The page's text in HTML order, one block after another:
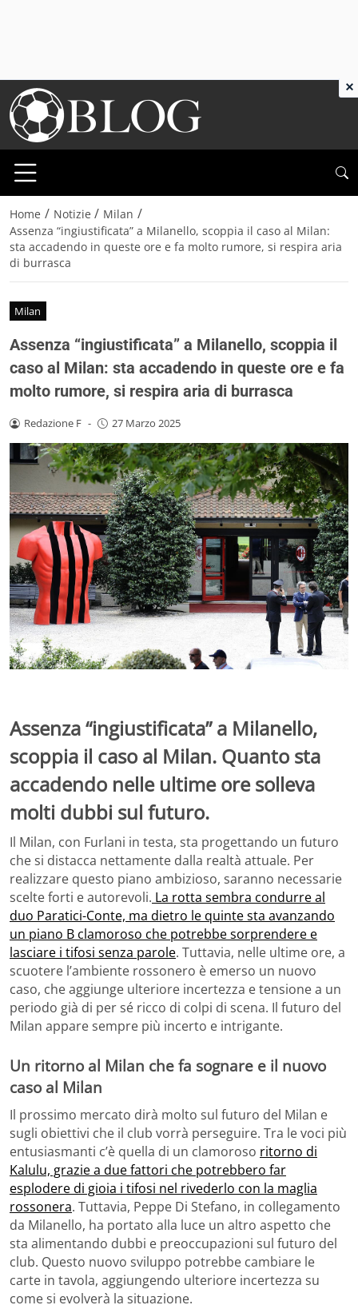
Home / Notizie / Milan /
Assenza “ingiustificata” a Milanello, scoppia il caso al Milan:
sta accadendo in queste ore e fa molto rumore, si respira aria
di burrasca
Milan
Assenza “ingiustificata” a Milanello, scoppia il
caso al Milan: sta accadendo in queste ore e fa
molto rumore, si respira aria di burrasca
Redazione F - 27 Marzo 2025
Assenza “ingiustificata” a Milanello,
scoppia il caso al Milan. Quanto sta
accadendo nelle ultime ore solleva
molti dubbi sul futuro.
Il Milan, con Furlani in testa, sta progettando un futuro
che si distacca nettamente dalla realtà attuale. Per
realizzare questo piano ambizioso, saranno necessarie
scelte forti e autorevoli. La rotta sembra condurre al
duo Paratici-Conte, ma dietro le quinte sta avanzando
un piano B clamoroso che potrebbe sorprendere e
lasciare i tifosi senza parole. Tuttavia, nelle ultime ore, a
scuotere l’ambiente rossonero è emerso un nuovo
caso, che aggiunge ulteriore incertezza e tensione a un
periodo già di per sé ricco di colpi di scena. Il futuro del
Milan appare sempre più incerto e intrigante.
Un ritorno al Milan che fa sognare e il nuovo
caso al Milan
Il prossimo mercato dirà molto sul futuro del Milan e
sugli obiettivi che il club vorrà perseguire. Tra le voci più
entusiasmanti c’è quella di un clamoroso ritorno di
Kalulu, grazie a due fattori che potrebbero far
esplodere di gioia i tifosi nel rivederlo con la maglia
rossonera. Tuttavia, Peppe Di Stefano, in collegamento
da Milanello, ha portato alla luce un altro aspetto che
sta alimentando dubbi e preoccupazioni sul futuro del
club. Questo nuovo sviluppo potrebbe cambiare le
carte in tavola, aggiungendo ulteriore incertezza su
come si evolverà la situazione.
×